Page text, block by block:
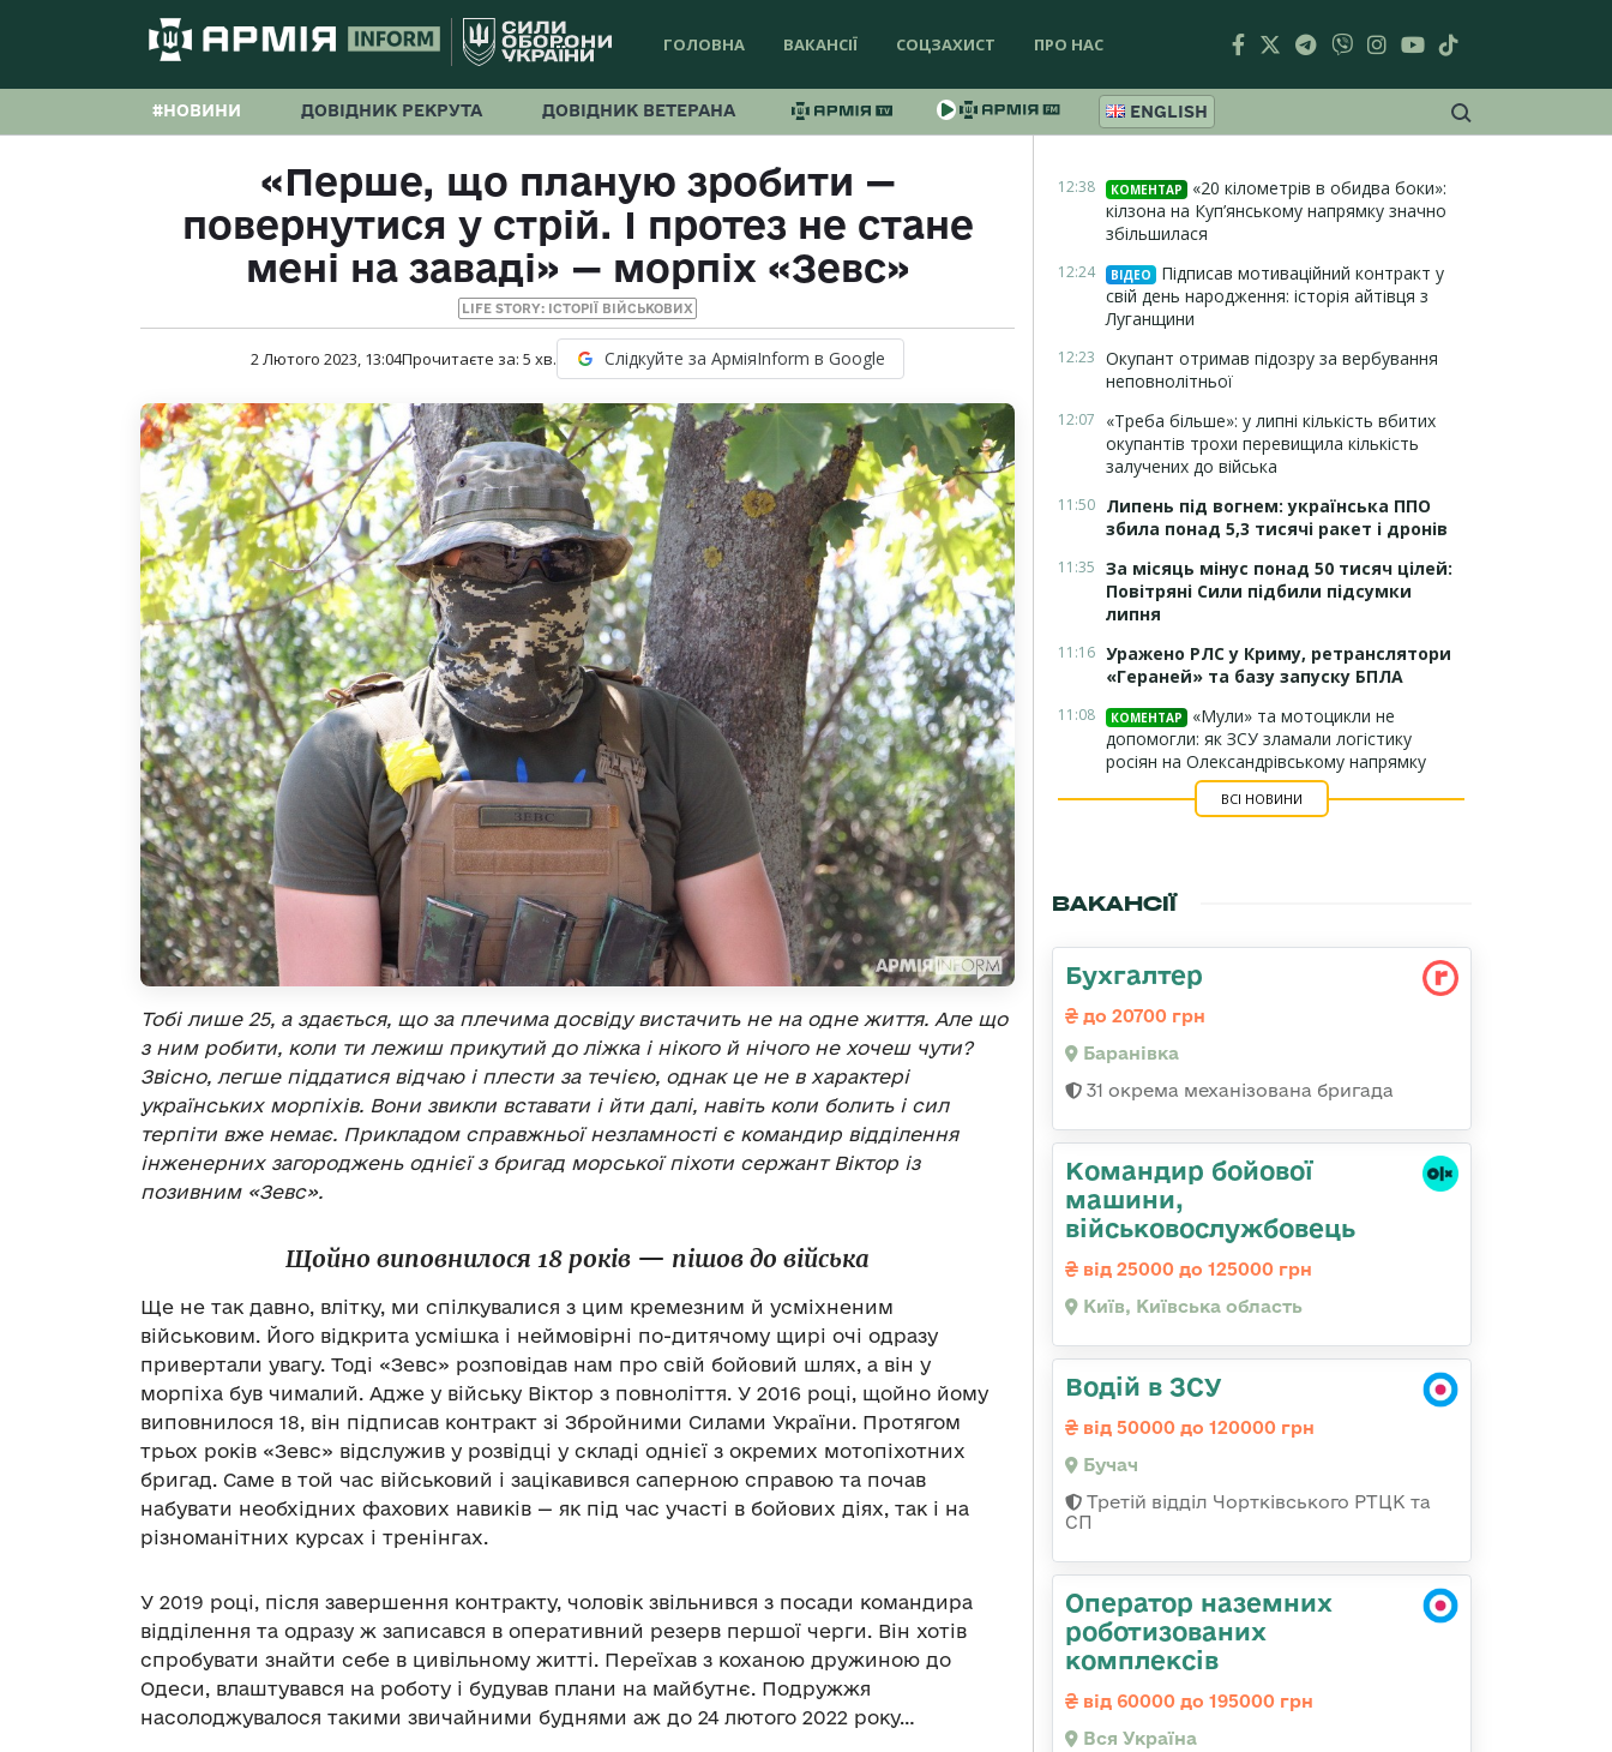
ГОЛОВНА ВАКАНСІЇ СОЦЗАХИСТ ПРО НАС
#НОВИНИ ДОВІДНИК РЕКРУТА ДОВІДНИК ВЕТЕРАНА ENGLISH
«Перше, що планую зробити —
повернутися у стрій. І протез не стане
мені на заваді» — морпіх «Зевс»
LIFE STORY: ІСТОРІЇ ВІЙСЬКОВИХ
2 Лютого 2023, 13:04Прочитаєте за: 5 хв. Слідкуйте за АрміяInform в Google
Тобі лише 25, а здається, що за плечима досвіду вистачить не на одне життя. Але що
з ним робити, коли ти лежиш прикутий до ліжка і нікого й нічого не хочеш чути?
Звісно, легше піддатися відчаю і плести за течією, однак це не в характері
українських морпіхів. Вони звикли вставати і йти далі, навіть коли болить і сил
терпіти вже немає. Прикладом справжньої незламності є командир відділення
інженерних загороджень однієї з бригад морської піхоти сержант Віктор із
позивним «Зевс».
Щойно виповнилося 18 років — пішов до війська
Ще не так давно, влітку, ми спілкувалися з цим кремезним й усміхненим
військовим. Його відкрита усмішка і неймовірні по-дитячому щирі очі одразу
привертали увагу. Тоді «Зевс» розповідав нам про свій бойовий шлях, а він у
морпіха був чималий. Адже у війську Віктор з повноліття. У 2016 році, щойно йому
виповнилося 18, він підписав контракт зі Збройними Силами України. Протягом
трьох років «Зевс» відслужив у розвідці у складі однієї з окремих мотопіхотних
бригад. Саме в той час військовий і зацікавився саперною справою та почав
набувати необхідних фахових навиків — як під час участі в бойових діях, так і на
різноманітних курсах і тренінгах.
У 2019 році, після завершення контракту, чоловік звільнився з посади командира
відділення та одразу ж записався в оперативний резерв першої черги. Він хотів
спробувати знайти себе в цивільному житті. Переїхав з коханою дружиною до
Одеси, влаштувався на роботу і будував плани на майбутнє. Подружжя
насолоджувалося такими звичайними буднями аж до 24 лютого 2022 року…
12:38 КОМЕНТАР
«20 кілометрів в обидва боки»:
кілзона на Куп’янському напрямку значно
збільшилася
12:24 ВІДЕО
Підписав мотиваційний контракт у
свій день народження: історія айтівця з
Луганщини
12:23 Окупант отримав підозру за вербування
неповнолітньої
12:07
«Треба більше»: у липні кількість вбитих
окупантів трохи перевищила кількість
залучених до війська
11:50 Липень під вогнем: українська ППО
збила понад 5,3 тисячі ракет і дронів
11:35 За місяць мінус понад 50 тисяч цілей:
Повітряні Сили підбили підсумки
липня
11:16 Уражено РЛС у Криму, ретранслятори
«Гераней» та базу запуску БПЛА
11:08 КОМЕНТАР
«Мули» та мотоцикли не
допомогли: як ЗСУ зламали логістику
росіян на Олександрівському напрямку
ВСІ НОВИНИ
ВАКАНСІЇ
Бухгалтер
до 20700 грн
Баранівка
31 окрема механізована бригада
Командиp бойової
машини,
військовослужбовець
від 25000 до 125000 грн
Київ, Київська область
Водій в ЗСУ
від 50000 до 120000 грн
Бучач
Третій відділ Чортківського РТЦК та
СП
Оператор наземних
роботизованих
комплексів
від 60000 до 195000 грн
Вся Україна